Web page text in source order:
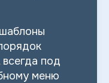
под
меню